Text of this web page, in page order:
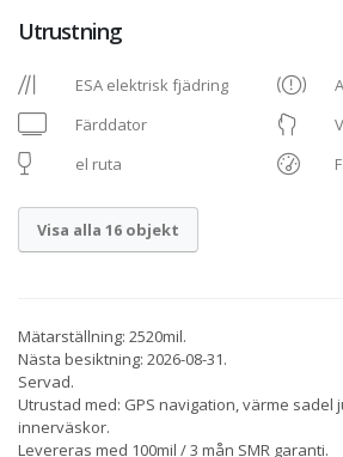
Utrustning
ESA elektrisk fjädring
Färddator
el ruta
Visa alla 16 objekt
Mätarställning: 2520mil.
Nästa besiktning: 2026-08-31.
Servad.
Utrustad med: GPS navigation, värme sadel
innerväskor.
Levereras med 100mil / 3 mån SMR garanti.